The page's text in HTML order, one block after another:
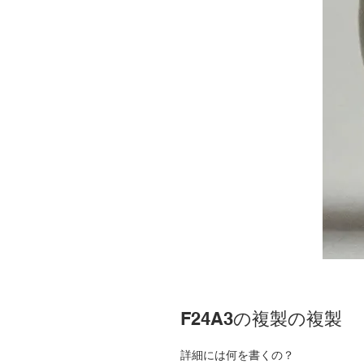
F24A3の複製の複製
詳細には何を書くの？